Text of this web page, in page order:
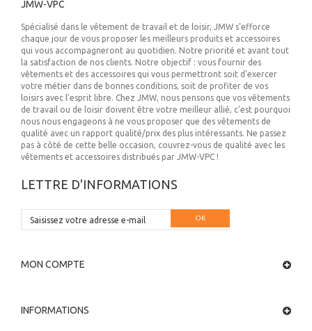
JMW-VPC
Spécialisé dans le vêtement de travail et de loisir, JMW s'efforce
chaque jour de vous proposer les meilleurs produits et accessoires
qui vous accompagneront au quotidien. Notre priorité et avant tout
la satisfaction de nos clients. Notre objectif : vous fournir des
vêtements et des accessoires qui vous permettront soit d'exercer
votre métier dans de bonnes conditions, soit de profiter de vos
loisirs avec l'esprit libre. Chez JMW, nous pensons que vos vêtements
de travail ou de loisir doivent être votre meilleur allié, c'est pourquoi
nous nous engageons à ne vous proposer que des vêtements de
qualité avec un rapport qualité/prix des plus intéressants. Ne passez
pas à côté de cette belle occasion, couvrez-vous de qualité avec les
vêtements et accessoires distribués par JMW-VPC !
LETTRE D'INFORMATIONS
OK
MON COMPTE
INFORMATIONS